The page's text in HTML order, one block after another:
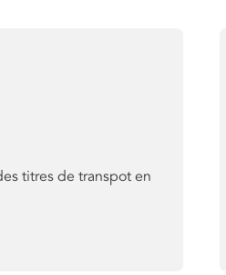
titres de transpot en